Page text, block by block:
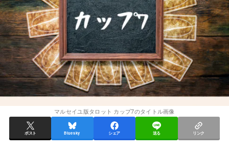
マルセイユ版タロット カップ7のタイトル画像
ポスト Bluesky シェア 送る リンク